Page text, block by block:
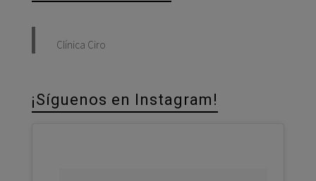
Clínica Ciro
¡Síguenos en Instagram!